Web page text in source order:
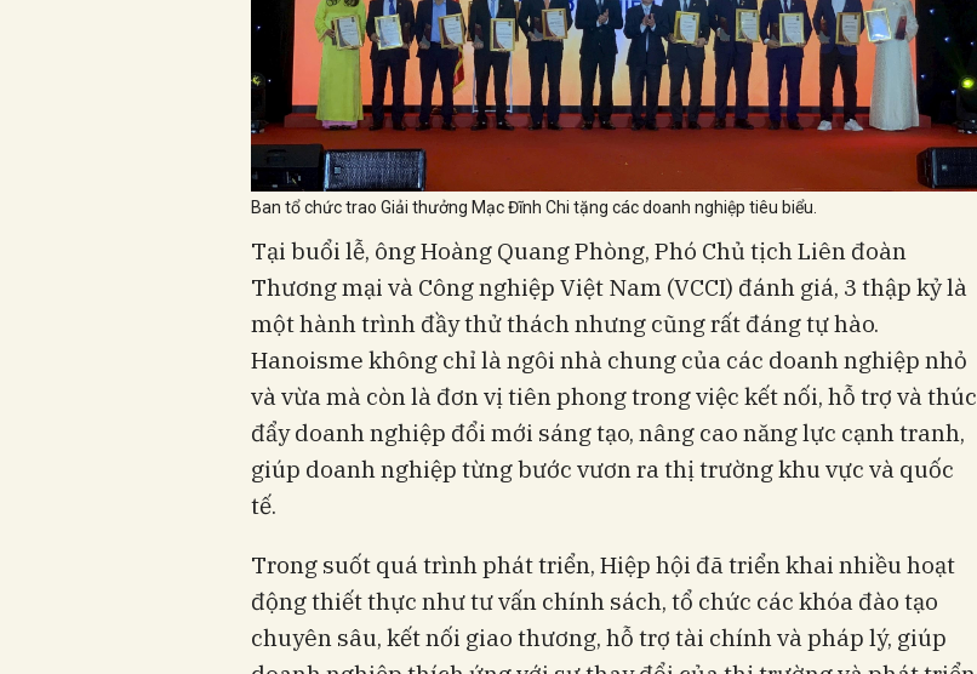
Ban tổ chức trao Giải thưởng Mạc Đĩnh Chi tặng các doanh nghiệp tiêu biểu.
Tại buổi lễ, ông Hoàng Quang Phòng, Phó Chủ tịch Liên đoàn
Thương mại và Công nghiệp Việt Nam (VCCI) đánh giá, 3 thập kỷ là
một hành trình đầy thử thách nhưng cũng rất đáng tự hào.
Hanoisme không chỉ là ngôi nhà chung của các doanh nghiệp nhỏ
và vừa mà còn là đơn vị tiên phong trong việc kết nối, hỗ trợ và thúc
đẩy doanh nghiệp đổi mới sáng tạo, nâng cao năng lực cạnh tranh,
giúp doanh nghiệp từng bước vươn ra thị trường khu vực và quốc
tế.
Trong suốt quá trình phát triển, Hiệp hội đã triển khai nhiều hoạt
động thiết thực như tư vấn chính sách, tổ chức các khóa đào tạo
chuyên sâu, kết nối giao thương, hỗ trợ tài chính và pháp lý, giúp